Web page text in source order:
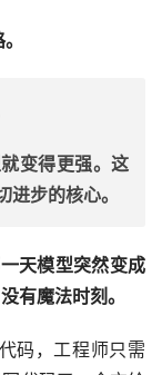
变得更强。这
步的核心。
天模型突然变成
有魔法时刻。
码，工程师只需